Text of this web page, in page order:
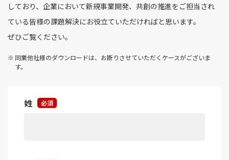
しており、企業において新規事業開発、共創の推進をご担当され
ている皆様の課題解決にお役立ていただければと思います。
ぜひご覧ください。
同業他社様のダウンロードは、お断りさせていただくケースがございま
す。